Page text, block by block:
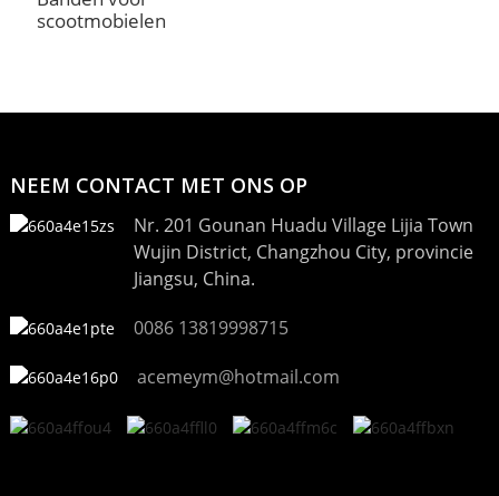
scootmobielen
NEEM CONTACT MET ONS OP
Nr. 201 Gounan Huadu Village Lijia Town
Wujin District, Changzhou City, provincie
Jiangsu, China.
0086 13819998715
acemeym@hotmail.com